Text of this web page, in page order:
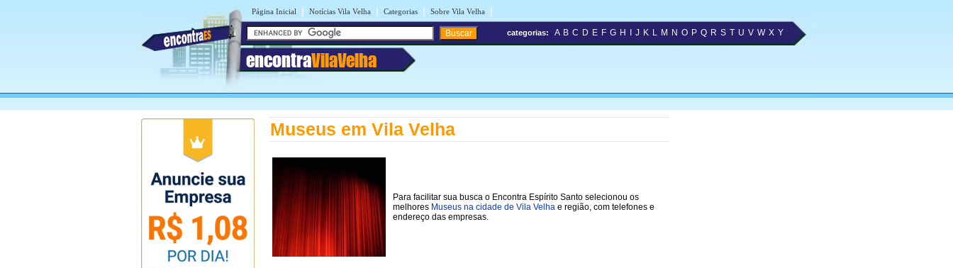
Página Inicial | Notícias Vila Velha | Categorias | Sobre Vila Velha |
encontraVilaVelha
categorias: A B C D E F G H J K L M N O P Q R S T U V W X Y
Museus em Vila Velha
Para facilitar sua busca o Encontra Espírito Santo selecionou os
melhores Museus na cidade de Vila Velha e região, com telefones e
endereço das empresas.